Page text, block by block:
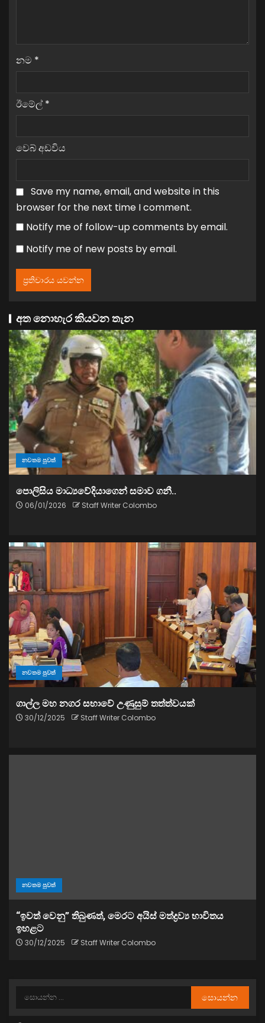
නම *
ඊමේල් *
වෙබ් අඩවිය
Save my name, email, and website in this
browser for the next time I comment.
Notify me of follow-up comments by email.
Notify me of new posts by email.
අත නොහැර කියවන තැන
නවතම පුවත්
පොලිසිය මාධ්‍යවේදියාගෙන් සමාව ගනී..
06/01/2026 Staff Writer Colombo
නවතම පුවත්
ගාල්ල මහ නගර සභාවේ උණුසුම් තත්ත්වයක්
30/12/2025 Staff Writer Colombo
නවතම පුවත්
“ඉවත් වෙනු” තිබුණත්, මෙරට අයිස් මත්ද්‍රව්‍ය භාවිතය
ඉහළට
30/12/2025 Staff Writer Colombo